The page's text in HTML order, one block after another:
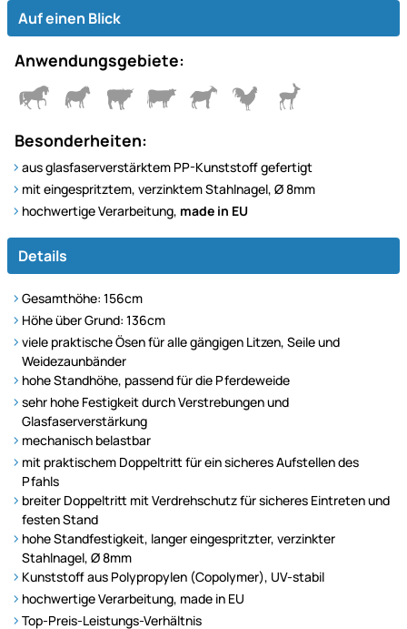
Auf einen Blick
Anwendungsgebiete:
Besonderheiten:
aus glasfaserverstärktem PP-Kunststoff gefertigt
mit eingespritztem, verzinktem Stahlnagel, Ø 8mm
hochwertige Verarbeitung, made in EU
Details
Gesamthöhe: 156cm
Höhe über Grund: 136cm
viele praktische Ösen für alle gängigen Litzen, Seile und
Weidezaunbänder
hohe Standhöhe, passend für die Pferdeweide
sehr hohe Festigkeit durch Verstrebungen und
Glasfaserverstärkung
mechanisch belastbar
mit praktischem Doppeltritt für ein sicheres Aufstellen des
Pfahls
breiter Doppeltritt mit Verdrehschutz für sicheres Eintreten und
festen Stand
hohe Standfestigkeit, langer eingespritzter, verzinkter
Stahlnagel, Ø 8mm
Kunststoff aus Polypropylen (Copolymer), UV-stabil
hochwertige Verarbeitung, made in EU
Top-Preis-Leistungs-Verhältnis